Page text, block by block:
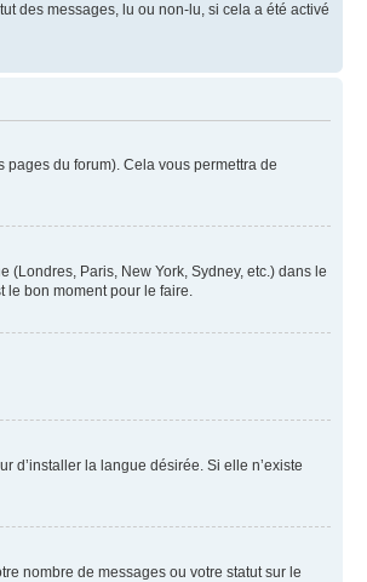
des messages, lu ou non-lu, si cela a été activé
du forum). Cela vous permettra de
(Londres, Paris, New York, Sydney, etc.) dans le
le bon moment pour le faire.
d’installer la langue désirée. Si elle n’existe
nombre de messages ou votre statut sur le